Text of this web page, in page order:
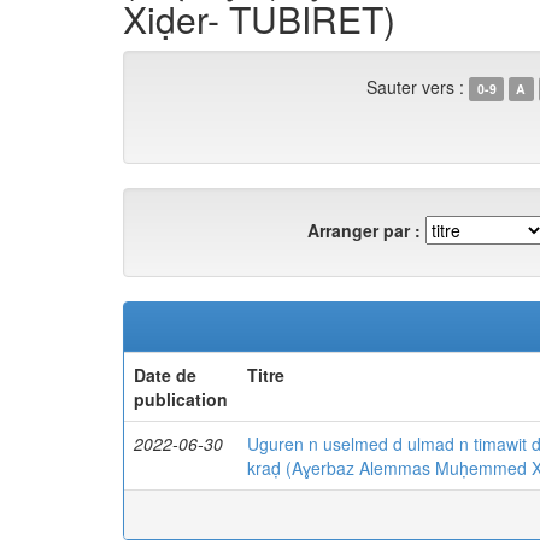
Xiḍer- TUBIRET)
Sauter vers : 0-9 A
Arranger par :
Date de
publication
Titre
2022-06-30
Uguren n uselmed d ulmad n timawit
kraḍ (Aɣerbaz Alemmas Muḥemmed